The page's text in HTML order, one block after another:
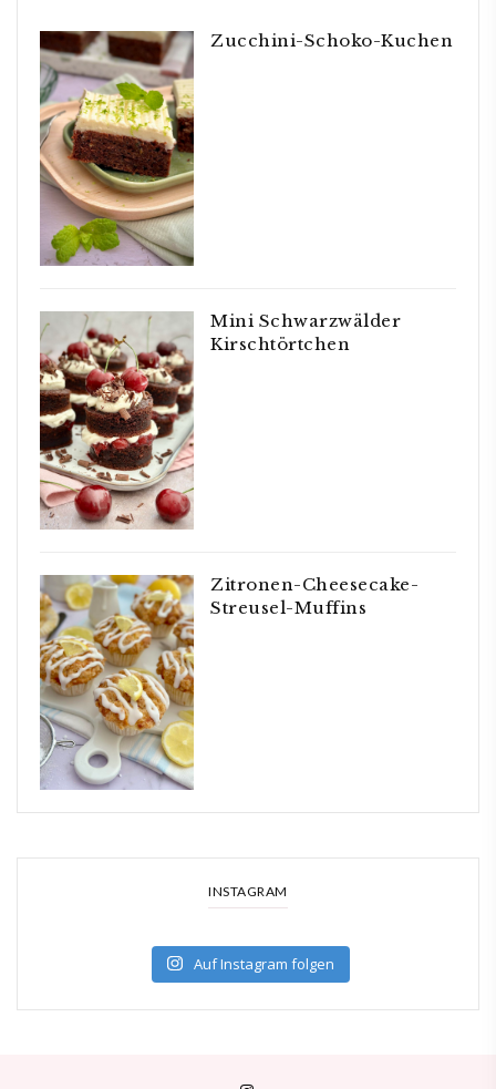
Zucchini-Schoko-Kuchen
Mini Schwarzwälder
Kirschtörtchen
Zitronen-Cheesecake-
Streusel-Muffins
INSTAGRAM
Auf Instagram folgen